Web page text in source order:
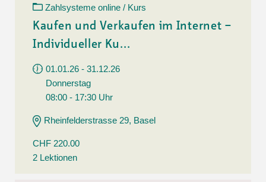
Zahlsysteme online / Kurs
Kaufen und Verkaufen im Internet –
Individueller Ku...
01.01.26 - 31.12.26
Donnerstag
08:00 - 17:30 Uhr
Rheinfelderstrasse 29, Basel
CHF 220.00
2 Lektionen